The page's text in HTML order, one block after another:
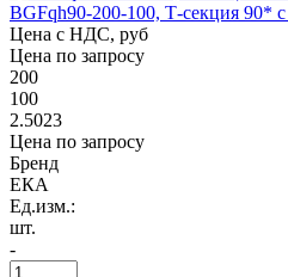
BGFqh90-200-100, Т-секция 90*
Цена с НДС, руб
Цена по запросу
200
100
2.5023
Цена по запросу
Бренд
ЕКА
Ед.изм.:
шт.
-